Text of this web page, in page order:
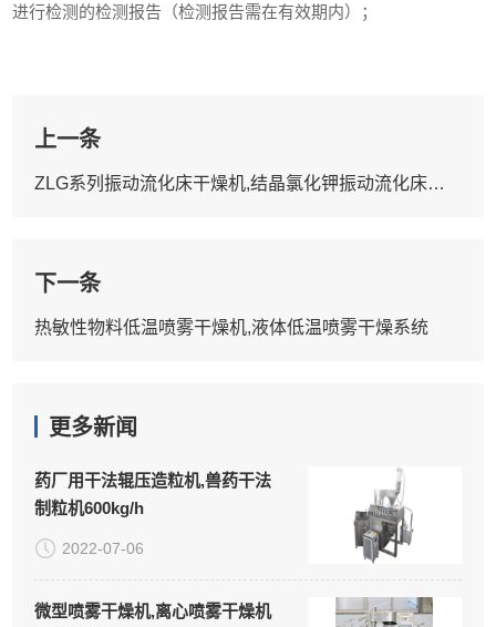
进行检测的检测报告（检测报告需在有效期内）；
上一条
ZLG系列振动流化床干燥机,结晶氯化钾振动流化床干燥设备
下一条
热敏性物料低温喷雾干燥机,液体低温喷雾干燥系统
更多新闻
药厂用干法辊压造粒机,兽药干法
制粒机600kg/h
2022-07-06
微型喷雾干燥机,离心喷雾干燥机